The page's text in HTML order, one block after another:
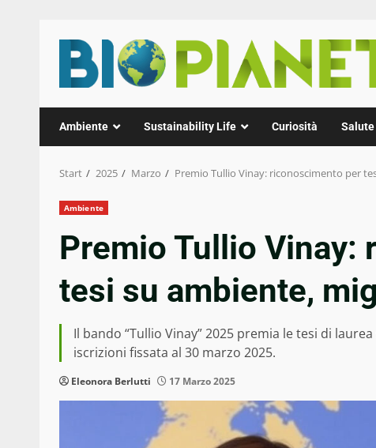
Inhalt
springen
Ambiente Sustainability Life Curiosità Salute
Start 2025 Marzo Premio Tullio Vinay: riconoscimento per
Ambiente
Premio Tullio Vinay:
tesi su ambiente,
Il bando “Tullio Vinay” 2025 premia le tesi di
iscrizioni fissata al 30 marzo 2025.
Eleonora Berlutti 17 Marzo 2025